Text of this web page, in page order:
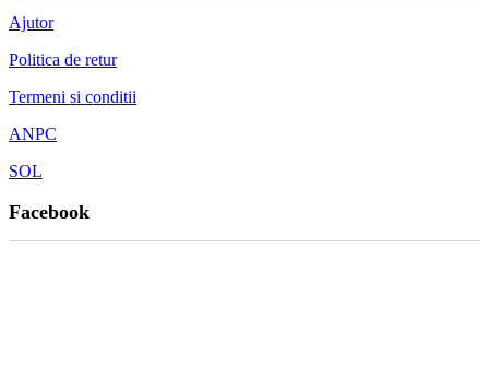
Ajutor
Politica de retur
Termeni si conditii
ANPC
SOL
Facebook